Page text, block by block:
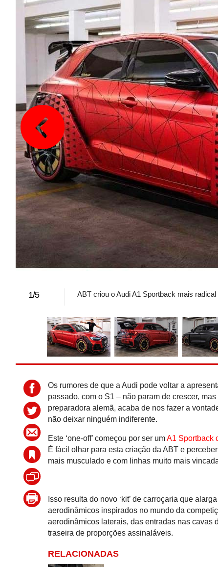
1/5 ABT criou o Audi A1 Sportback mais
Os rumores de que a Audi pode voltar a
passado, com o S1 – não param de crescer,
preparadora alemã, acaba de nos fazer a
não deixar ninguém indiferente.
Este ‘one-off’ começou por ser umA1 Sportback
É fácil olhar para esta criação da ABT e
mais musculado e com linhas muito mais
Isso resulta do novo ‘kit’ de carroçaria que
aerodinâmicos inspirados no mundo da
aerodinâmicos laterais, das entradas nas cavas
traseira de proporções assinaláveis.
RELACIONADAS